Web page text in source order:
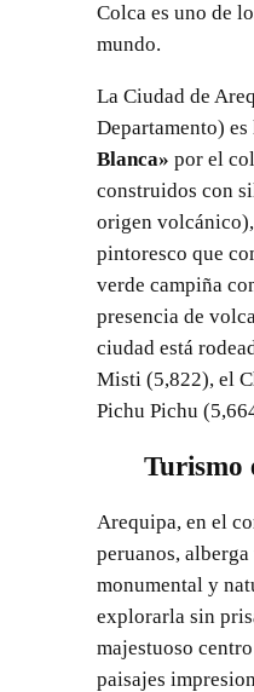
Colca es uno de
mundo.
La Ciudad de
Departamento) es
Blanca» por el
construidos con
origen
pintoresco que
verde campiña
presencia de
ciudad está
Misti (5,822), el
Pichu Pichu
Turismo
Arequipa, en el
peruanos,
monumental y
explorarla sin
majestuoso
paisajes